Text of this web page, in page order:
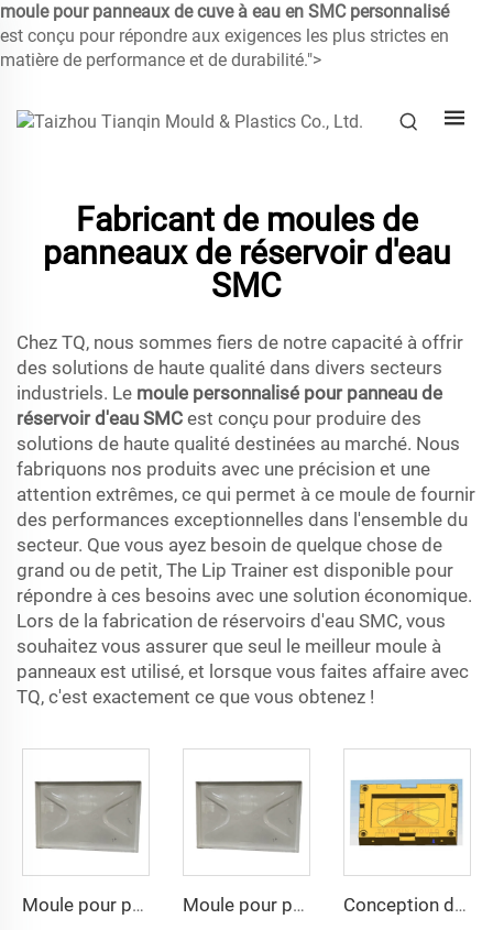
moule pour panneaux de cuve à eau en SMC personnalisé
est conçu pour répondre aux exigences les plus strictes en
matière de performance et de durabilité.">
Fabricant de moules de
panneaux de réservoir d'eau
SMC
Chez TQ, nous sommes fiers de notre capacité à offrir
des solutions de haute qualité dans divers secteurs
industriels. Le moule personnalisé pour panneau de
réservoir d'eau SMC est conçu pour produire des
solutions de haute qualité destinées au marché. Nous
fabriquons nos produits avec une précision et une
attention extrêmes, ce qui permet à ce moule de fournir
des performances exceptionnelles dans l'ensemble du
secteur. Que vous ayez besoin de quelque chose de
grand ou de petit, The Lip Trainer est disponible pour
répondre à ces besoins avec une solution économique.
Lors de la fabrication de réservoirs d'eau SMC, vous
souhaitez vous assurer que seul le meilleur moule à
panneaux est utilisé, et lorsque vous faites affaire avec
TQ, c'est exactement ce que vous obtenez !
Moule pour panneau d'eau SMC à la vente, moule de compression SMC avec prix compétitif Moule pour panneau d'eau SMC à la vente, moule de compression SMC avec prix compétitif Conception de moule pour baignoire Moule en fibre de verre pour spa Moule de compression Usine de Taizhou